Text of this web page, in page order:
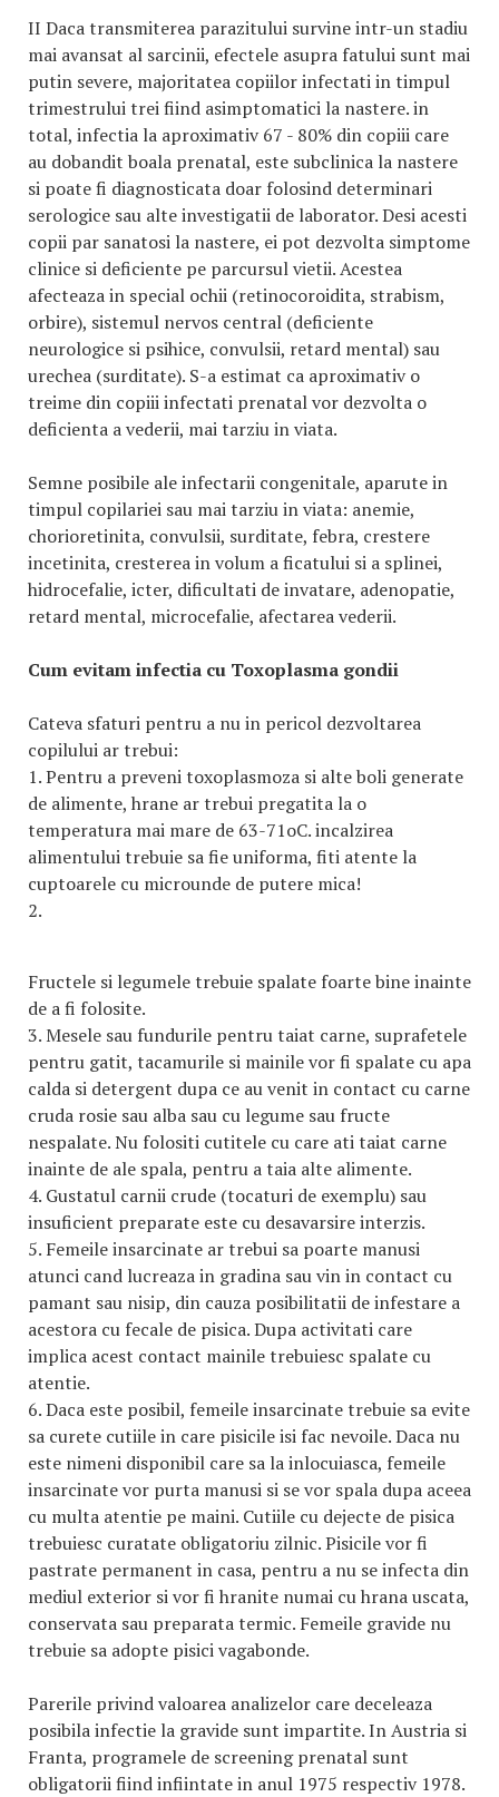
II Daca transmiterea parazitului survine intr-un stadiu
mai avansat al sarcinii, efectele asupra fatului sunt mai
putin severe, majoritatea copiilor infectati in timpul
trimestrului trei fiind asimptomatici la nastere. in
total, infectia la aproximativ 67 - 80% din copiii care
au dobandit boala prenatal, este subclinica la nastere
si poate fi diagnosticata doar folosind determinari
serologice sau alte investigatii de laborator. Desi acesti
copii par sanatosi la nastere, ei pot dezvolta simptome
clinice si deficiente pe parcursul vietii. Acestea
afecteaza in special ochii (retinocoroidita, strabism,
orbire), sistemul nervos central (deficiente
neurologice si psihice, convulsii, retard mental) sau
urechea (surditate). S-a estimat ca aproximativ o
treime din copiii infectati prenatal vor dezvolta o
deficienta a vederii, mai tarziu in viata.
Semne posibile ale infectarii congenitale, aparute in
timpul copilariei sau mai tarziu in viata: anemie,
chorioretinita, convulsii, surditate, febra, crestere
incetinita, cresterea in volum a ficatului si a splinei,
hidrocefalie, icter, dificultati de invatare, adenopatie,
retard mental, microcefalie, afectarea vederii.
Cum evitam infectia cu Toxoplasma gondii
Cateva sfaturi pentru a nu in pericol dezvoltarea
copilului ar trebui:
1. Pentru a preveni toxoplasmoza si alte boli generate
de alimente, hrane ar trebui pregatita la o
temperatura mai mare de 63-71oC. incalzirea
alimentului trebuie sa fie uniforma, fiti atente la
cuptoarele cu microunde de putere mica!
2.
Fructele si legumele trebuie spalate foarte bine inainte
de a fi folosite.
3. Mesele sau fundurile pentru taiat carne, suprafetele
pentru gatit, tacamurile si mainile vor fi spalate cu apa
calda si detergent dupa ce au venit in contact cu carne
cruda rosie sau alba sau cu legume sau fructe
nespalate. Nu folositi cutitele cu care ati taiat carne
inainte de ale spala, pentru a taia alte alimente.
4. Gustatul carnii crude (tocaturi de exemplu) sau
insuficient preparate este cu desavarsire interzis.
5. Femeile insarcinate ar trebui sa poarte manusi
atunci cand lucreaza in gradina sau vin in contact cu
pamant sau nisip, din cauza posibilitatii de infestare a
acestora cu fecale de pisica. Dupa activitati care
implica acest contact mainile trebuiesc spalate cu
atentie.
6. Daca este posibil, femeile insarcinate trebuie sa evite
sa curete cutiile in care pisicile isi fac nevoile. Daca nu
este nimeni disponibil care sa la inlocuiasca, femeile
insarcinate vor purta manusi si se vor spala dupa aceea
cu multa atentie pe maini. Cutiile cu dejecte de pisica
trebuiesc curatate obligatoriu zilnic. Pisicile vor fi
pastrate permanent in casa, pentru a nu se infecta din
mediul exterior si vor fi hranite numai cu hrana uscata,
conservata sau preparata termic. Femeile gravide nu
trebuie sa adopte pisici vagabonde.
Parerile privind valoarea analizelor care deceleaza
posibila infectie la gravide sunt impartite. In Austria si
Franta, programele de screening prenatal sunt
obligatorii fiind infiintate in anul 1975 respectiv 1978.